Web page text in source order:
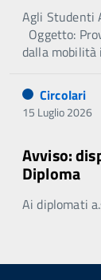
Agli Studenti
Oggetto:
dalla mobilità
Circolari
15 Luglio 2026
Avviso:
Diploma
Ai diplomati